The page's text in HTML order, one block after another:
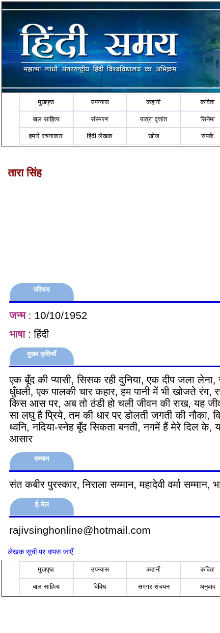
मुखपृष्ठ उपन्यास कहानी कविता
बाल साहित्य संस्मरण यात्रा वृत्तांत सिनेमा
हमारे रचनाकार हिंदी लेखक खोज संपर्क
तारा सिंह
परिचय
जन्म: 10/10/1952
भाषा: हिंदी
मुख्य कृतियाँ
एक बूँद की प्यासी, सिसक रही दुनिया, एक दीप जला लेना,
धुँधली, एक पालकी चार कहार, हम पानी में भी खोजते रंग,
किस आस पर, अब तो ठंडी हो चली जीवन की राख, यह
सा लघु है प्रिये, तम की धार पर डोलती जगती की नौका,
ध्वनि, नदिया-स्नेह बूँद सिकता बनती, नगमें हैं मेरे दिल
आसार
सम्मान
संत कबीर पुरस्कार, निराला सम्मान, महादेवी वर्मा सम्मान,
ई-मेल
rajivsinghonline@hotmail.com
लेखक सूची पर वापस जाएँ
मुखपृष्ठ उपन्यास कहानी कविता
बाल साहित्य विविध समग्र-संचयन अनुवाद